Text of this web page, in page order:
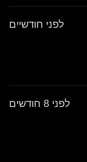
לפני חודשיים
לפני 8 חודשים